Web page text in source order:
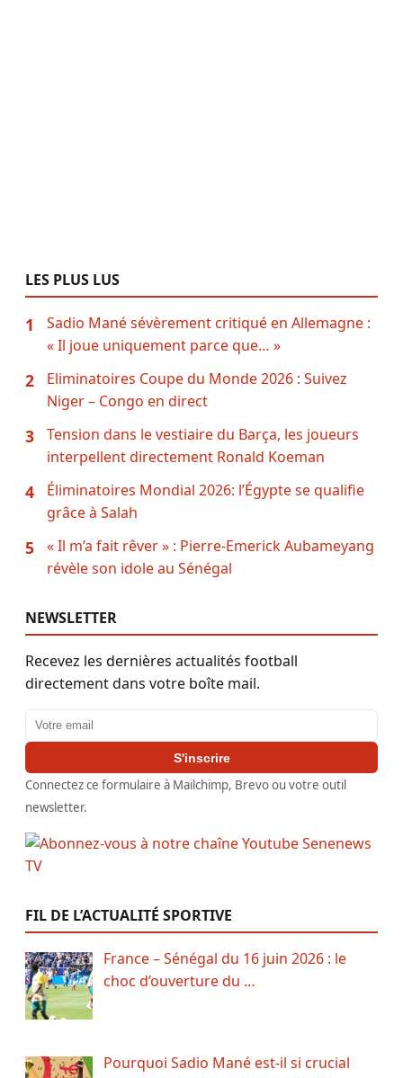
LES PLUS LUS
1
Sadio Mané sévèrement critiqué en Allemagne :
« Il joue uniquement parce que… »
2
Eliminatoires Coupe du Monde 2026 : Suivez
Niger – Congo en direct
3
Tension dans le vestiaire du Barça, les joueurs
interpellent directement Ronald Koeman
4
Éliminatoires Mondial 2026: l’Égypte se qualifie
grâce à Salah
5
« Il m’a fait rêver » : Pierre-Emerick Aubameyang
révèle son idole au Sénégal
NEWSLETTER
Recevez les dernières actualités football
directement dans votre boîte mail.
Adresse email
S'inscrire
Connectez ce formulaire à Mailchimp, Brevo ou votre outil
newsletter.
FIL DE L’ACTUALITÉ SPORTIVE
France – Sénégal du 16 juin 2026 : le
choc d’ouverture du …
Pourquoi Sadio Mané est-il si crucial